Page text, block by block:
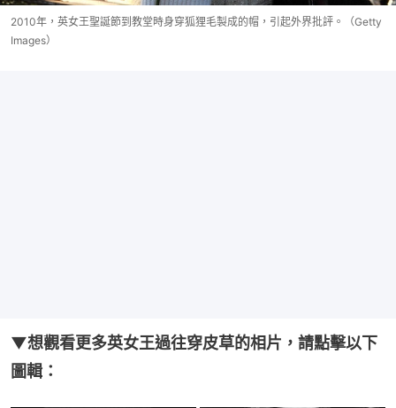
2010年，英女王聖誕節到教堂時身穿狐狸毛製成的帽，引起外界批評。（Getty
Images）
▼想觀看更多英女王過往穿皮草的相片，請點擊以下
圖輯：